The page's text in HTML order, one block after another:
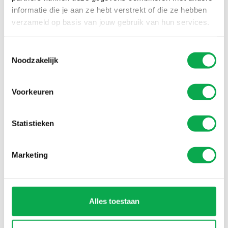
informatie die je aan ze hebt verstrekt of die ze hebben
verzameld op basis van jouw gebruik van hun services.
Noodzakelijk
Voorkeuren
Statistieken
Marketing
Alles toestaan
De combinatie van MDF met een krasbestendige toplaag
zorgt voor een lange levensduur en onderhoudsarme
afwerking, zelfs bij intensief gebruik.